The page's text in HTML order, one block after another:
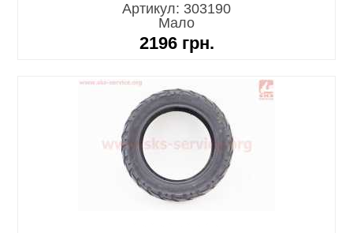
Артикул: 303190
Мало
2196 грн.